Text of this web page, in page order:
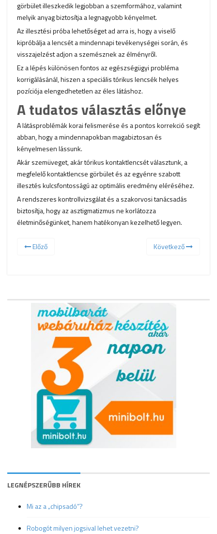
görbület illeszkedik legjobban a szemformához, valamint
melyik anyag biztosítja a legnagyobb kényelmet.
Az illesztési próba lehetőséget ad arra is, hogy a viselő
kipróbálja a lencsét a mindennapi tevékenységei során, és
visszajelzést adjon a szemésznek az élményről.
Ez a lépés különösen fontos az egészségügyi probléma
korrigálásánál, hiszen a speciális tórikus lencsék helyes
pozíciója elengedhetetlen az éles látáshoz.
A tudatos választás előnye
A látásproblémák korai felismerése és a pontos korrekció segít
abban, hogy a mindennapokban magabiztosan és
kényelmesen lássunk.
Akár szemüveget, akár tórikus kontaktlencsét választunk, a
megfelelő kontaktlencse görbület és az egyénre szabott
illesztés kulcsfontosságú az optimális eredmény eléréséhez.
A rendszeres kontrollvizsgálat és a szakorvosi tanácsadás
biztosítja, hogy az asztigmatizmus ne korlátozza
életminőségünket, hanem hatékonyan kezelhető legyen.
Előző Következő
LEGNÉPSZERŰBB HÍREK
Mi az a „chipsadó”?
Robogót milyen jogsival lehet vezetni?